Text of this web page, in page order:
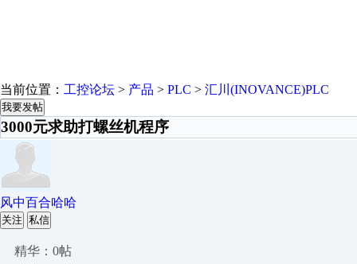
当前位置： 工控论坛 > 产品 > PLC > 汇川(INOVANCE)PLC
我要发帖
3000元求助打螺丝机程序
风中百合哈哈
关注 私信
精华：0帖